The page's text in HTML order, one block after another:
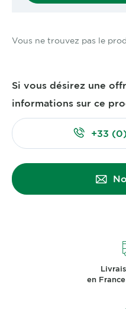
Vous ne trouvez pas le
Si vous désirez une
informations sur ce
+33
en